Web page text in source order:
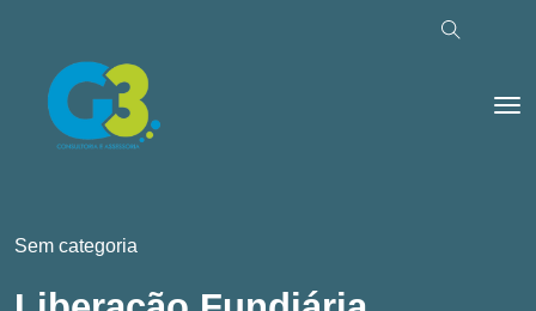
Sem categoria